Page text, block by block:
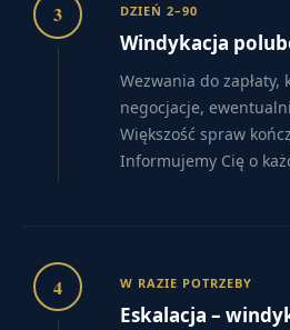
3 DZIEŃ 2–90
Windykacja
Wezwania do
negocjacje,
Większość spraw
Informujemy Cię o
4 W RAZIE POTRZEBY
Eskalacja –